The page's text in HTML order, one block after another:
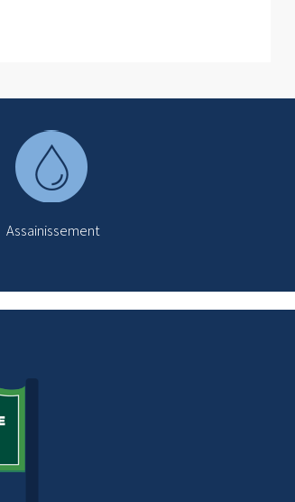
Assainissement